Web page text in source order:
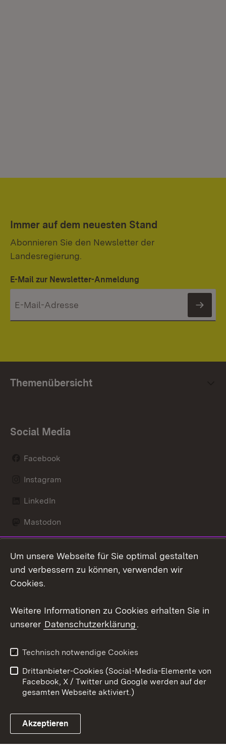
Immer auf dem neuesten Stand
Abonnieren Sie den Newsletter der
Landesregierung.
E-Mail zur Newsletter-Anmeldung
Themenübersicht
Social Media
Facebook
Instagram
LinkedIn
Mastodon
X / Twitter
Youtube
Link zum Landesportal
Kontakt
Datenschutz
Barrierefreiheit
Impressum Cookies
Um unsere Webseite für Sie optimal gestalten
und verbessern zu können, verwenden wir
Cookies.
Weitere Informationen zu Cookies erhalten Sie in
unserer Datenschutzerklärung.
Technisch notwendige Cookies
Drittanbieter-Cookies (Social-Media-Elemente von
Facebook, X / Twitter und Google werden auf der
gesamten Webseite aktiviert.)
Akzeptieren